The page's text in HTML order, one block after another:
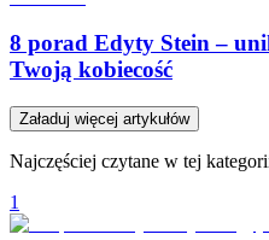
8 porad Edyty Stein –
Twoją kobiecość
Załaduj więcej artykułów
Najczęściej czytane w tej
1